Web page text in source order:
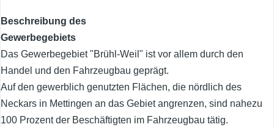
Beschreibung des
Gewerbegebiets
Das Gewerbegebiet "Brühl-Weil" ist vor allem durch den
Handel und den Fahrzeugbau geprägt.
Auf den gewerblich genutzten Flächen, die nördlich des
Neckars in Mettingen an das Gebiet angrenzen, sind nahezu
100 Prozent der Beschäftigten im Fahrzeugbau tätig.